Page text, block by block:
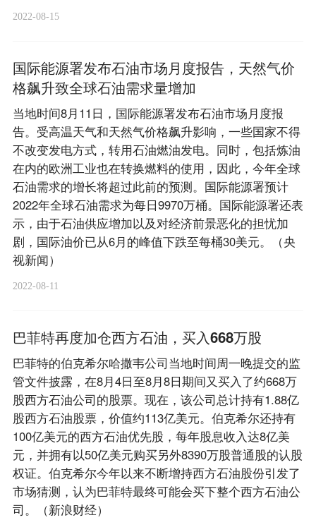
2022-08-15
国际能源署发布石油市场月度报告，天然气价
格飙升致全球石油需求量增加
当地时间8月11日，国际能源署发布石油市场月度报
告。受高温天气和天然气价格飙升影响，一些国家不得
不改变发电方式，转用石油燃油发电。同时，包括炼油
在内的欧洲工业也在转换燃料的使用，因此，今年全球
石油需求的增长将超过此前的预测。国际能源署预计
2022年全球石油需求为每日9970万桶。国际能源署还表
示，由于石油供应增加以及对经济前景恶化的担忧加
剧，国际油价已从6月的峰值下跌至每桶30美元。（央
视新闻）
2022-08-11
巴菲特再度加仓西方石油，买入668万股
巴菲特的伯克希尔哈撒韦公司当地时间周一晚提交的监
管文件披露，在8月4日至8月8日期间又买入了约668万
股西方石油公司的股票。现在，该公司总计持有1.88亿
股西方石油股票，价值约113亿美元。伯克希尔还持有
100亿美元的西方石油优先股，每年股息收入达8亿美
元，并拥有以50亿美元购买另外8390万股普通股的认股
权证。伯克希尔今年以来不断增持西方石油股份引发了
市场猜测，认为巴菲特最终可能会买下整个西方石油公
司。（新浪财经）